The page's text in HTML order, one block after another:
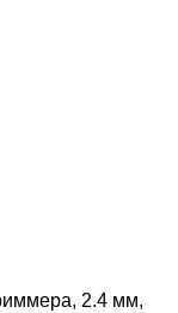
2.4 мм,